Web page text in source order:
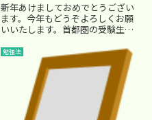
新年あけましておめでとうござい
ます。今年もどうぞよろしくお願
いいたします。首都圏の受験生
した。埼玉県の受験まではあと１
週間を切りました。もう間近です
ね。 世間はお正月で、ＴＶ
は正月番組が放映され、初詣...
勉強法